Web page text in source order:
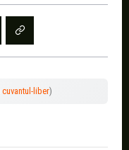
cuvantul-liber)